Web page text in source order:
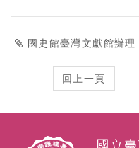
國史館臺灣文獻館辦